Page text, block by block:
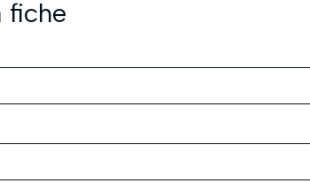
ou retiré selon les
fiche
demande de téléchargement.
vos spams.